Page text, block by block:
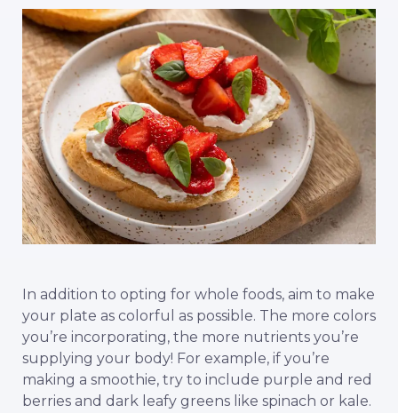
In addition to opting for whole foods, aim to make
your plate as colorful as possible. The more colors
you’re incorporating, the more nutrients you’re
supplying your body! For example, if you’re
making a smoothie, try to include purple and red
berries and dark leafy greens like spinach or kale.